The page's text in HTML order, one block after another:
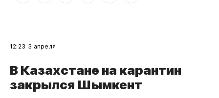
12:23 3 апреля
В Казахстане на карантин
закрылся Шымкент